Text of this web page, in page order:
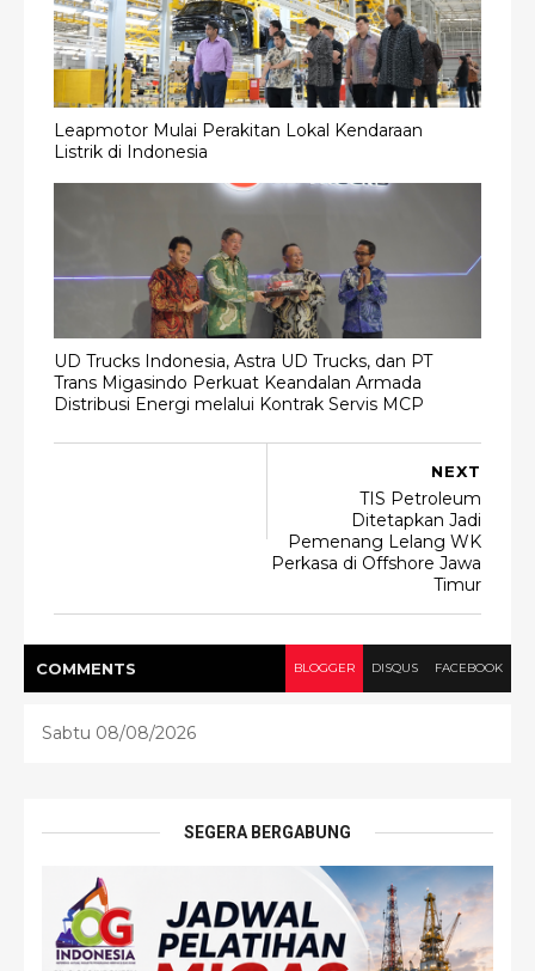
Leapmotor Mulai Perakitan Lokal Kendaraan
Listrik di Indonesia
UD Trucks Indonesia, Astra UD Trucks, dan PT
Trans Migasindo Perkuat Keandalan Armada
Distribusi Energi melalui Kontrak Servis MCP
NEXT
TIS Petroleum
Ditetapkan Jadi
Pemenang Lelang WK
Perkasa di Offshore Jawa
Timur
COMMENTS BLOGGER DISQUS FACEBOOK
Sabtu 08/08/2026
SEGERA BERGABUNG